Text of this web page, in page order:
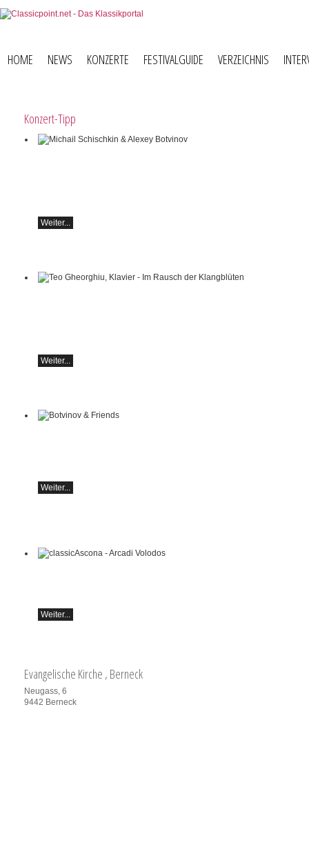
HOME NEWS KONZERTE FESTIVALGUIDE VERZEICHNIS
Konzert-Tipp
Weiter...
Weiter...
Weiter...
Weiter...
Evangelische Kirche , Berneck
Neugass, 6
9442 Berneck